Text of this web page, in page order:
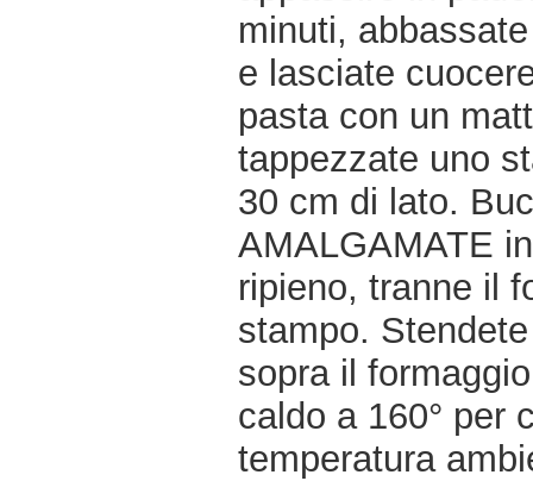
minuti,
e lasciate
pasta con un
tappezzate uno
30 cm di lato.
AMALGAMATE
ripieno, tranne il
stampo.
sopra il
caldo a 160° per
temperatura